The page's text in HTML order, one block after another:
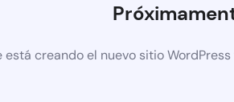
está creando el nuevo sitio